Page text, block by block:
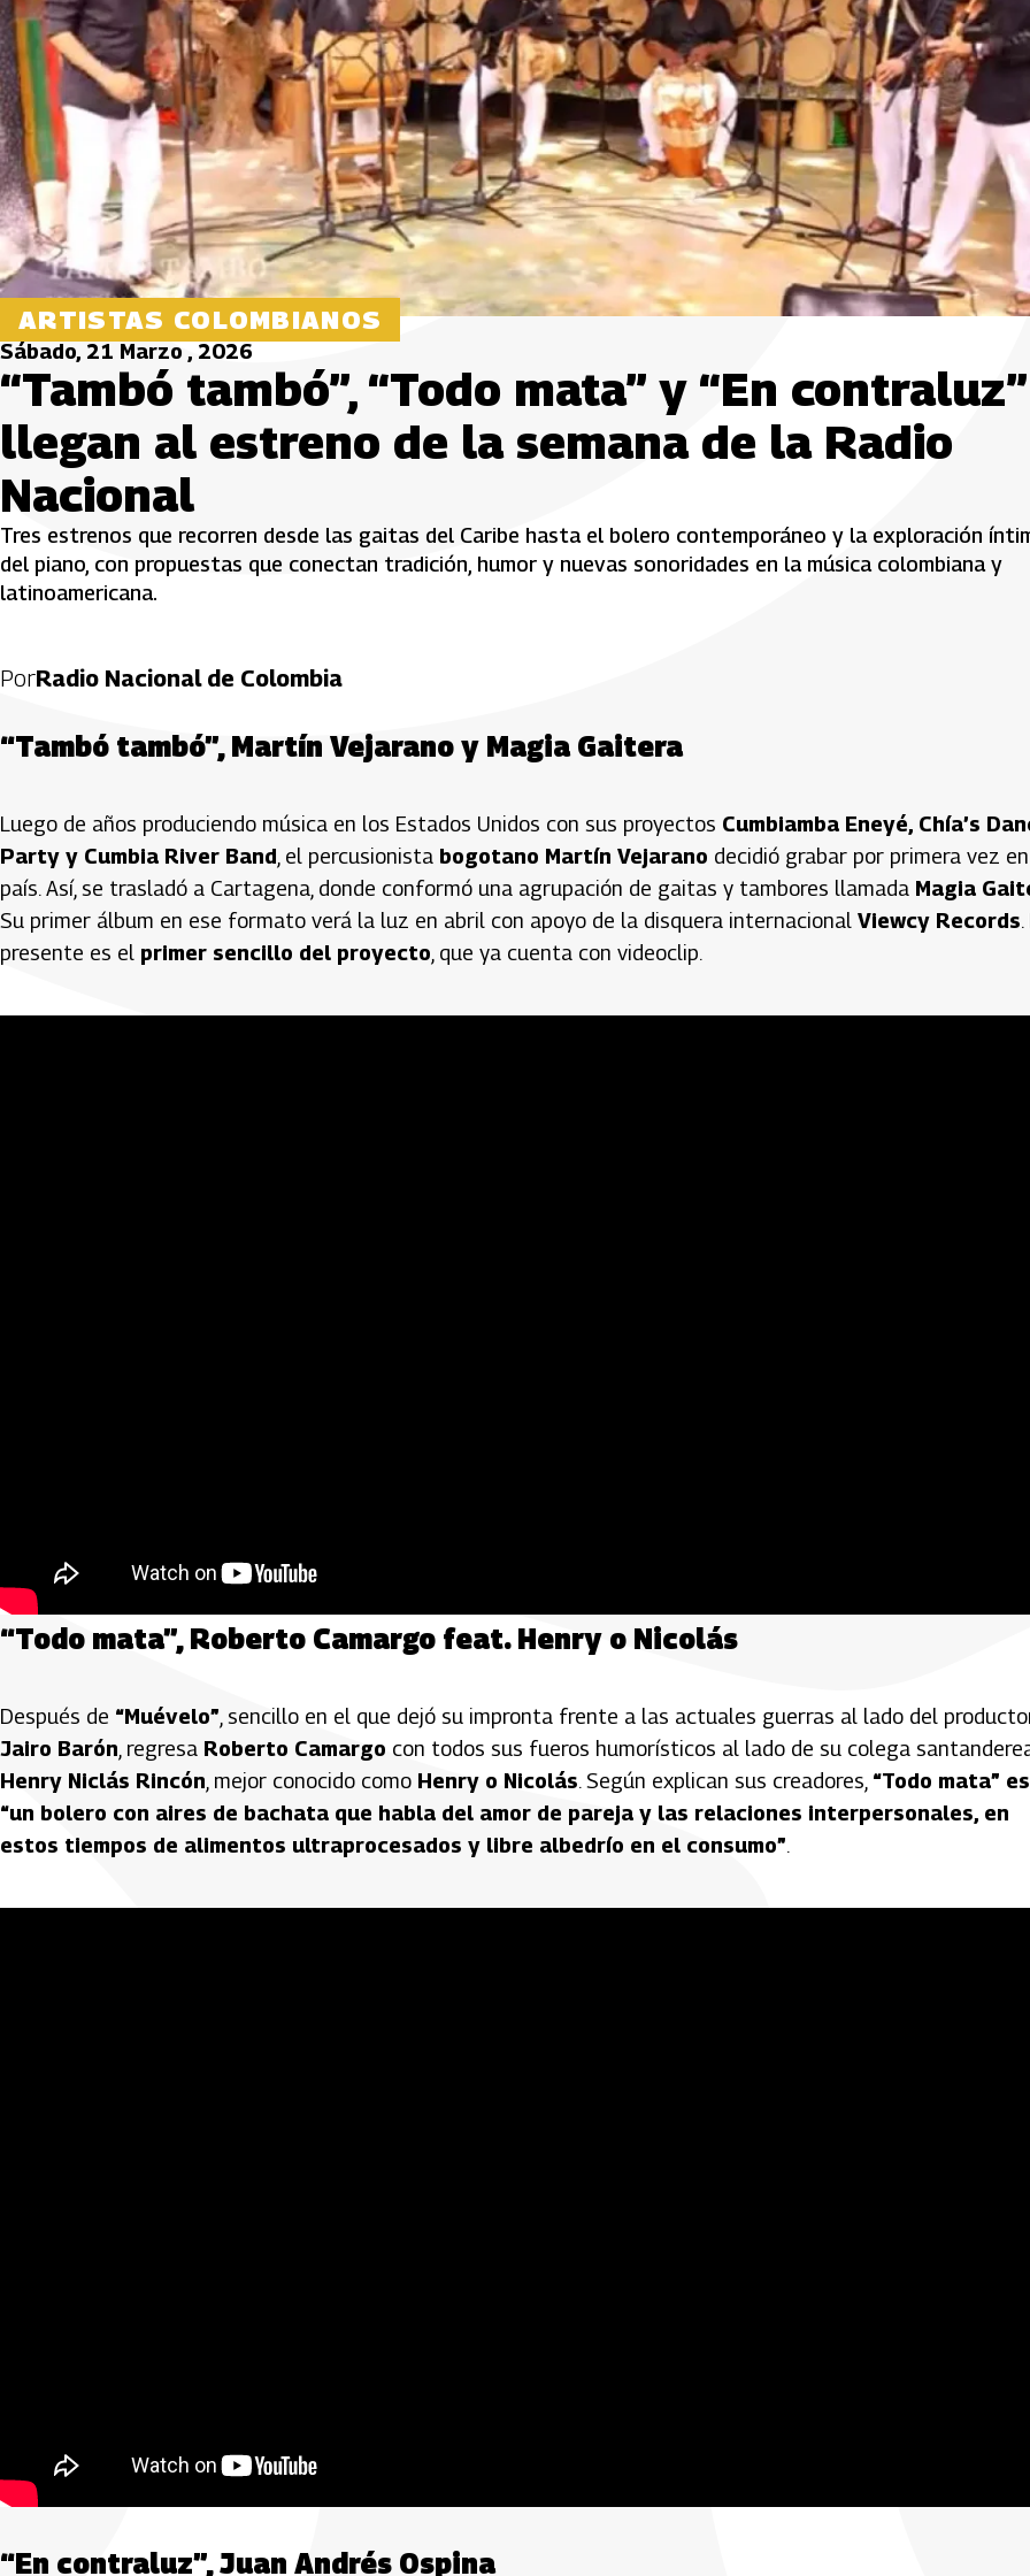
ARTISTAS COLOMBIANOS
Sábado, 21 Marzo , 2026
“Tambó tambó”, “Todo mata” y “En contraluz”
llegan al estreno de la semana de la Radio
Nacional
Tres estrenos que recorren desde las gaitas del Caribe hasta el bolero contemporáneo y la exploración
del piano, con propuestas que conectan tradición, humor y nuevas sonoridades en la música colombiana y
latinoamericana.
PorRadio Nacional de Colombia
“Tambó tambó”, Martín Vejarano y Magia Gaitera
Luego de años produciendo música en los Estados Unidos con sus proyectos Cumbiamba Eneyé, Chía’s
Party y Cumbia River Band , el percusionista bogotano Martín Vejarano decidió grabar por primera vez
país. Así, se trasladó a Cartagena, donde conformó una agrupación de gaitas y tambores llamada Magia
Su primer álbum en ese formato verá la luz en abril con apoyo de la disquera internacional Viewcy Records
presente es el primer sencillo del proyecto , que ya cuenta con videoclip.
“Todo mata”, Roberto Camargo feat. Henry o Nicolás
Después de “Muévelo” , sencillo en el que dejó su impronta frente a las actuales guerras al lado del
Jairo Barón , regresa Roberto Camargo con todos sus fueros humorísticos al lado de su colega
Henry Niclás Rincón , mejor conocido como Henry o Nicolás. Según explican sus creadores, “Todo mata” es
“un bolero con aires de bachata que habla del amor de pareja y las relaciones interpersonales, en
estos tiempos de alimentos ultraprocesados y libre albedrío en el consumo”.
“En contraluz”, Juan Andrés Ospina